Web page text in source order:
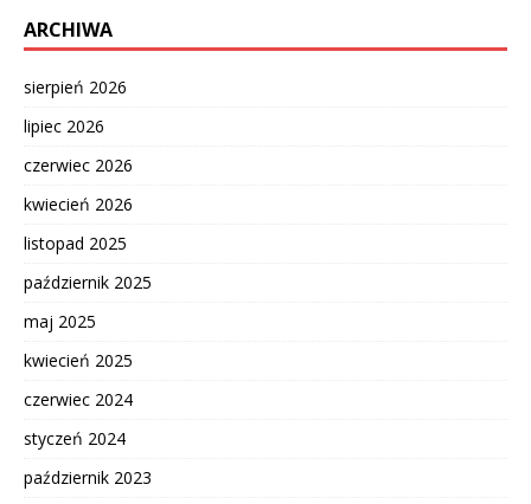
ARCHIWA
sierpień 2026
lipiec 2026
czerwiec 2026
kwiecień 2026
listopad 2025
październik 2025
maj 2025
kwiecień 2025
czerwiec 2024
styczeń 2024
październik 2023